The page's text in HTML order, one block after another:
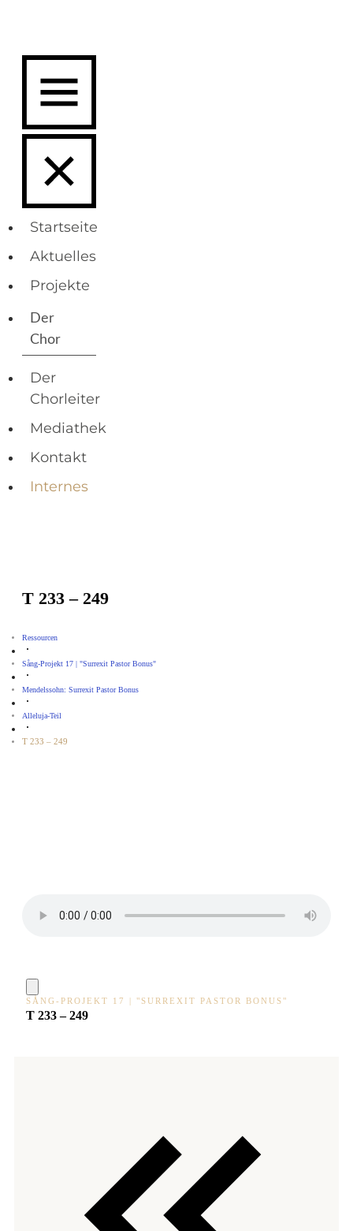
Startseite
Aktuelles
Projekte
Der
Chor
Der
Chorleiter
Mediathek
Kontakt
Internes
T 233 – 249
Ressourcen
Sång-Projekt 17 | "Surrexit Pastor Bonus"
Mendelssohn: Surrexit Pastor Bonus
Alleluja-Teil
T 233 – 249
SÅNG-PROJEKT 17 | "SURREXIT PASTOR BONUS"
T 233 – 249